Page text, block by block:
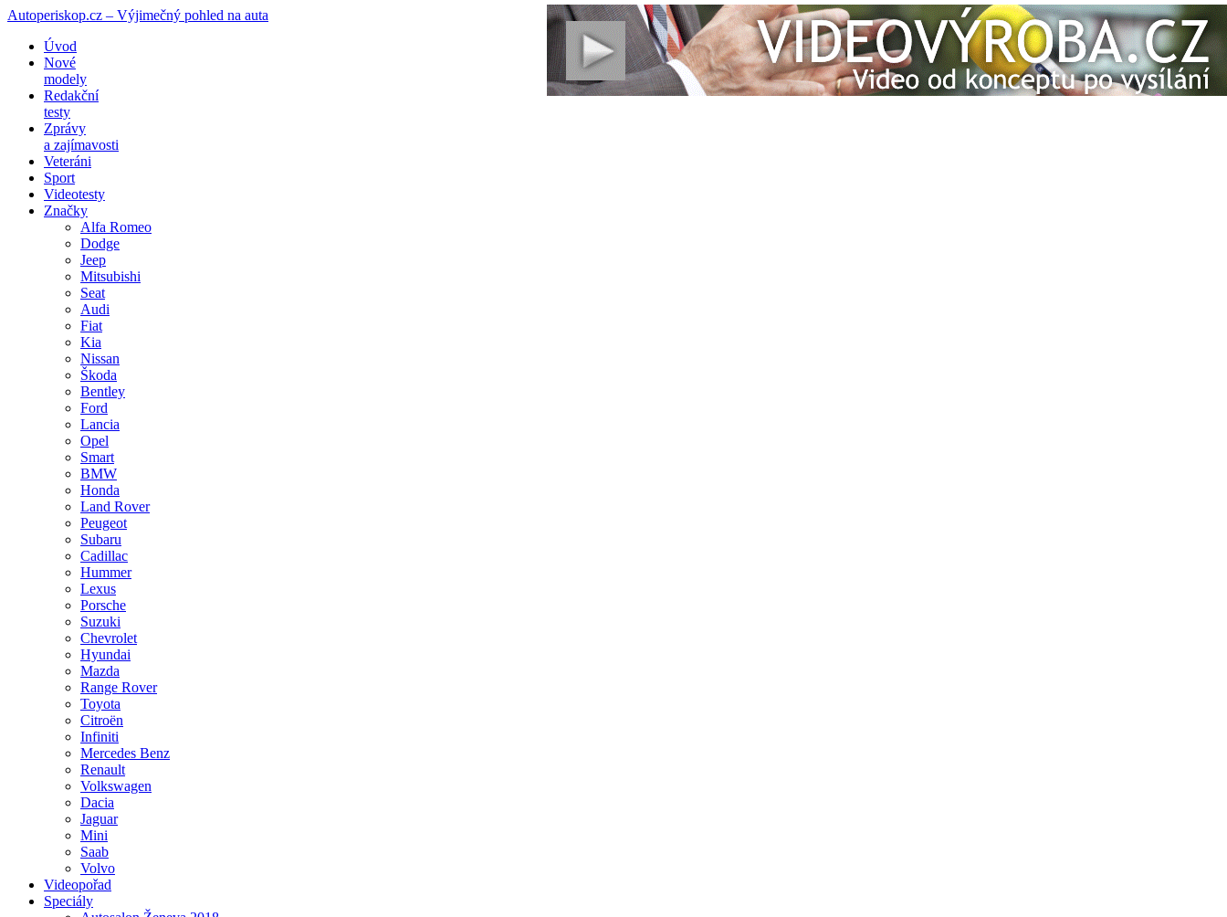
Autoperiskop.cz – Výjimečný pohled na auta
Přejít
obsahu
webu
Úvod
Nové
modely
Redakční
testy
Zprávy
a zajímavosti
Veteráni
Sport
Videotesty
Značky
Alfa Romeo
Dodge
Jeep
Mitsubishi
Seat
Audi
Fiat
Kia
Nissan
Škoda
Bentley
Ford
Lancia
Opel
Smart
BMW
Honda
Land Rover
Peugeot
Subaru
Cadillac
Hummer
Lexus
Porsche
Suzuki
Chevrolet
Hyundai
Mazda
Range Rover
Toyota
Citroën
Infiniti
Mercedes Benz
Renault
Volkswagen
Dacia
Jaguar
Mini
Saab
Volvo
Videopořad
Speciály